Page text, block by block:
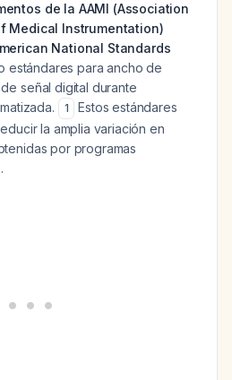
de la AAMI (Association
Medical Instrumentation)
National Standards
estándares para ancho de
señal digital durante
1
Estos estándares
la amplia variación en
por programas